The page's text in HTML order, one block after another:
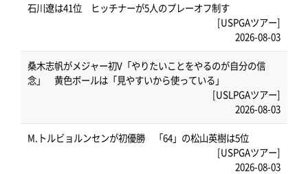
石川遼は41位 ヒッチナーが5人のプレーオフ制す
[USPGAツアー]
2026-08-03
桑木志帆がメジャー初V「やりたいことをやるのが自分の信
念」 黄色ボールは「見やすいから使っている」
[USLPGAツアー]
2026-08-03
M.トルビョルンセンが初優勝 「64」の松山英樹は5位
[USPGAツアー]
2026-08-03